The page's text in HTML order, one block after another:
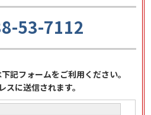
53-7112
記フォームをご利用ください。
スに送信されます。